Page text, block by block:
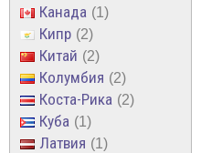
Канада 1
Кипр 2
Китай 2
Колумбия 2
Коста-Рика 2
Куба 1
Латвия 1